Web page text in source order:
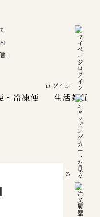
・冷凍便 生活雑貨
」
ログイン
カートを見る